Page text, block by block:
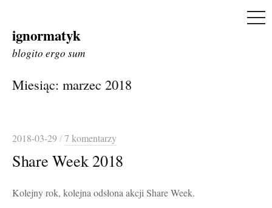
Skip
to
ignormatyk
blogito ergo sum
Miesiąc: marzec 2018
2018-03-29/7 komentarzy
Share Week 2018
Kolejny rok, kolejna odsłona akcji Share Week.